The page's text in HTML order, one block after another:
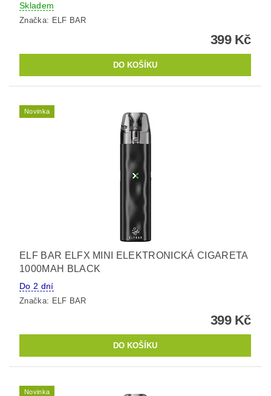
Skladem
Značka: ELF BAR
399 Kč
Novinka
ELF BAR ELFX MINI ELEKTRONICKÁ CIGARETA
1000MAH BLACK
Do 2 dní
Značka: ELF BAR
399 Kč
Novinka